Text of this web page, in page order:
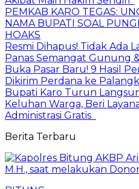
PEMKAB KARO TEGAS:
NAMA BUPATI SOAL
HOAKS
Resmi Dihapus! Tidak Ada
Panas Semangat Gunung
Buka Pasar Baru! 9 Hasil
Dikirim Perdana ke
Bupati Karo Turun
Keluhan Warga, Beri
Administrasi Gratis
Berita Terbaru